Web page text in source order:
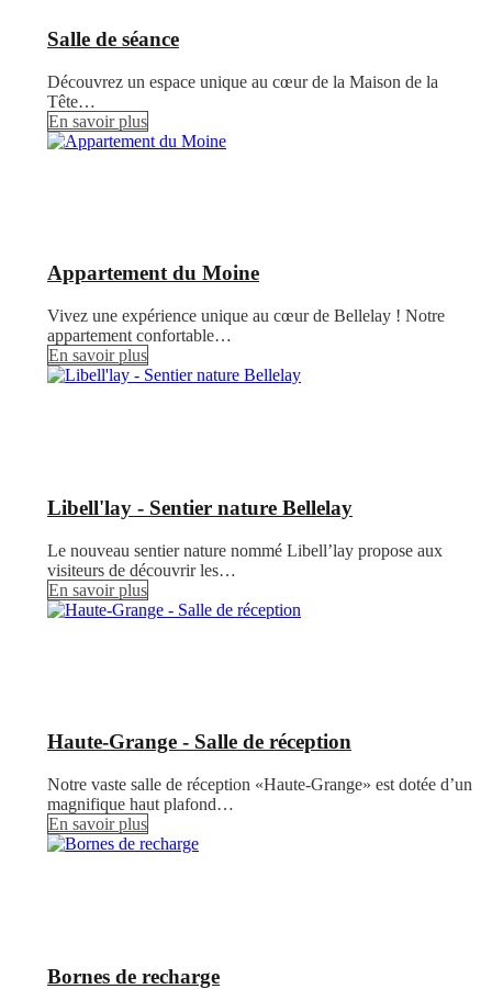
Salle de séance
Découvrez un espace unique au cœur de la Maison de la
Tête…
En savoir plus
Appartement du Moine
Vivez une expérience unique au cœur de Bellelay ! Notre
appartement confortable…
En savoir plus
Libell'lay - Sentier nature Bellelay
Le nouveau sentier nature nommé Libell’lay propose aux
visiteurs de découvrir les…
En savoir plus
Haute-Grange - Salle de réception
Notre vaste salle de réception «Haute-Grange» est dotée d’un
magnifique haut plafond…
En savoir plus
Bornes de recharge